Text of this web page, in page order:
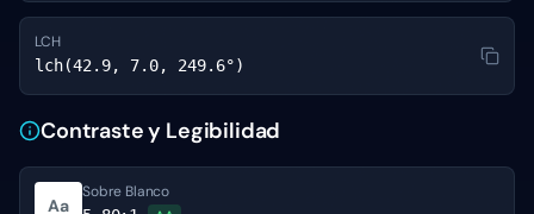
LCH
lch(42.9, 7.0, 249.6°)
Contraste y Legibilidad
Aa
Sobre Blanco